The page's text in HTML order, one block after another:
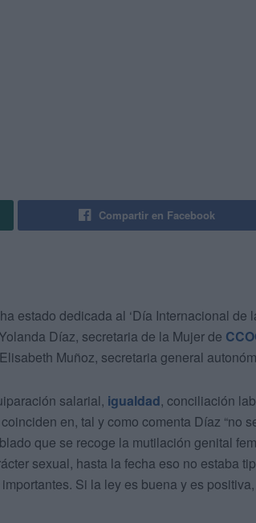
Compartir en Facebook
ha estado dedicada al ‘Día Internacional de
Díaz, secretaria de la Mujer de
Muñoz, secretaria general
salarial, igualdad, conciliación
en, tal y como comenta Díaz “no
que se recoge la mutilación genital
sexual, hasta la fecha eso no estaba
Si la ley es buena y es